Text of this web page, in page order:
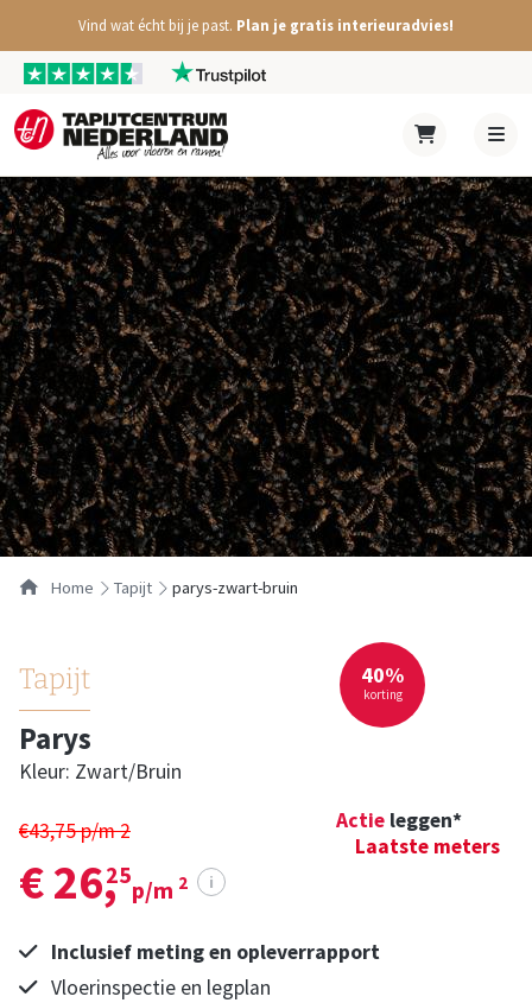
Vind wat écht bij je past. Plan je gratis interieuradvies!
Home tapijt parys-zwart-bruin
Tapijt
Parys
Kleur: Zwart/bruin
€43,75 p/m2
€ 26,
25
p/m 2 i
Actie leggen*
Laatste meters
Inclusief meting en opleverrapport
Vloerinspectie en legplan
40%
korting